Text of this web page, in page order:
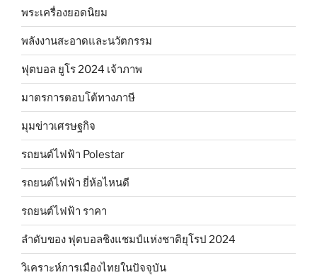
พระเครื่องยอดนิยม
พลังงานสะอาดและนวัตกรรม
ฟุตบอล ยูโร 2024 เจ้าภาพ
มาตรการตอบโต้ทางภาษี
มุมข่าวเศรษฐกิจ
รถยนต์ไฟฟ้า Polestar
รถยนต์ไฟฟ้า ยี่ห้อไหนดี
รถยนต์ไฟฟ้า ราคา
ลำดับของ ฟุตบอลชิงแชมป์แห่งชาติยุโรป 2024
วิเคราะห์การเมืองไทยในปัจจุบัน